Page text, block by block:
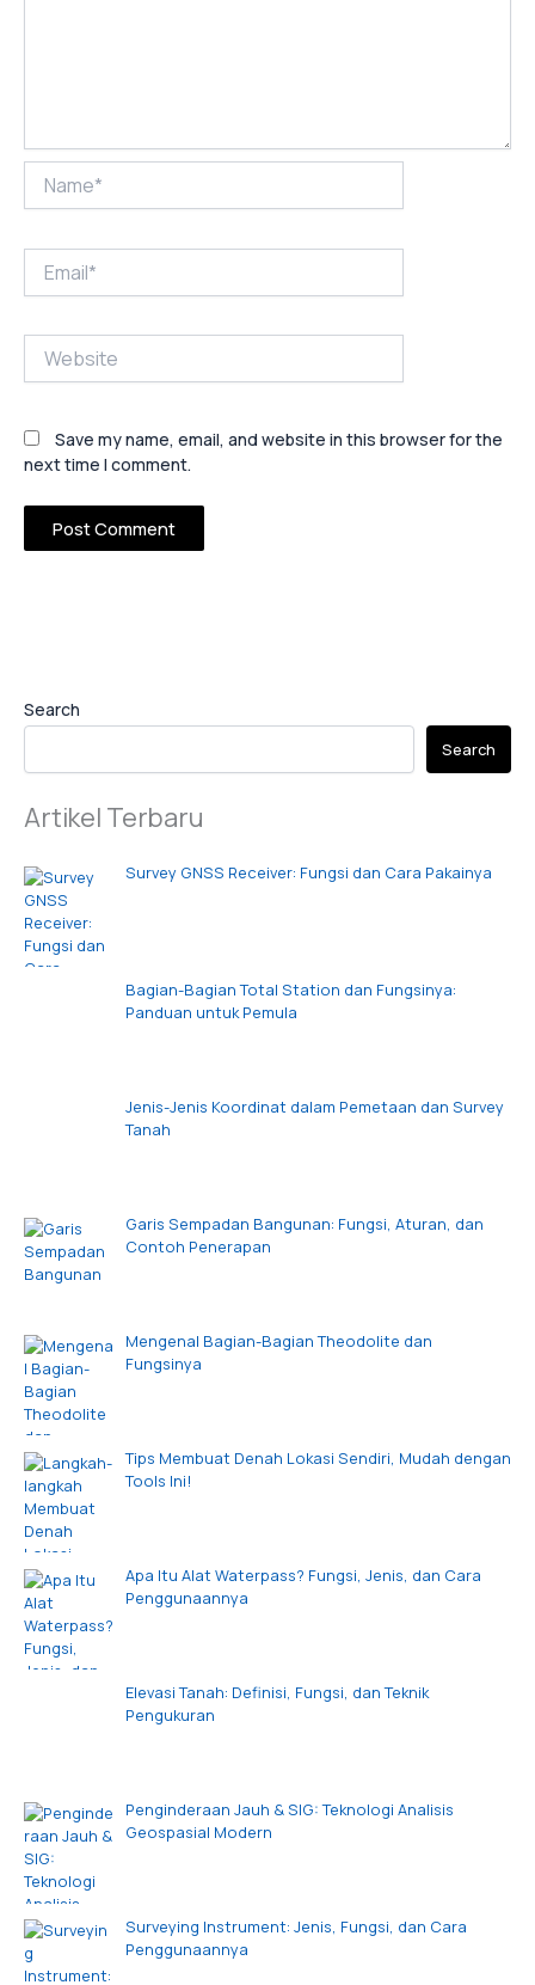
Search
Search
Artikel Terbaru
Survey GNSS Receiver: Fungsi dan Cara Pakainya
Bagian-Bagian Total Station dan Fungsinya:
Panduan untuk Pemula
Jenis-Jenis Koordinat dalam Pemetaan dan Survey
Tanah
Garis Sempadan Bangunan: Fungsi, Aturan, dan
Contoh Penerapan
Mengenal Bagian-Bagian Theodolite dan
Fungsinya
Tips Membuat Denah Lokasi Sendiri, Mudah dengan
Tools Ini!
Apa Itu Alat Waterpass? Fungsi, Jenis, dan Cara
Penggunaannya
Elevasi Tanah: Definisi, Fungsi, dan Teknik
Pengukuran
Penginderaan Jauh & SIG: Teknologi Analisis
Geospasial Modern
Surveying Instrument: Jenis, Fungsi, dan Cara
Penggunaannya
Save my name, email, and website in this browser for the
next time I comment.